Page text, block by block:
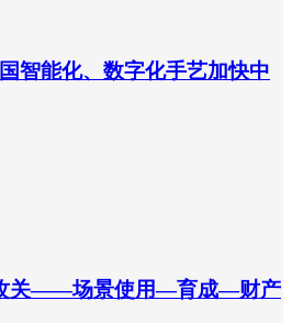
智能化、数字化手艺加快中
关——场景使用—育成—财产